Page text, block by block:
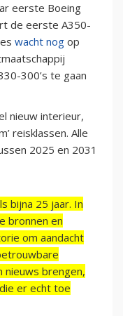
eerste Boeing
de eerste A350-
wacht nog op
300’s te gaan
nieuw interieur,
reisklassen. Alle
2025 en 2031
bijna 25 jaar. In
bronnen en
om aandacht
nieuws brengen,
er echt toe